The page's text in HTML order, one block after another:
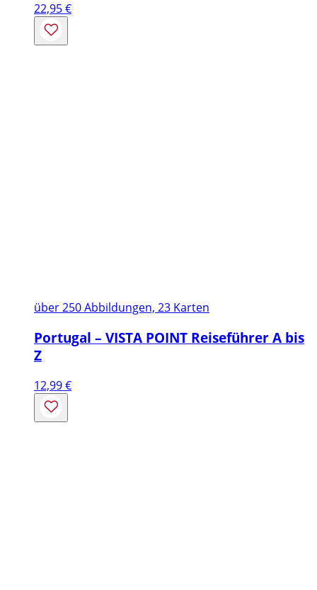
22,95€
über 250 Abbildungen, 23 Karten
Portugal – VISTA POINT Reiseführer A bis
Z
12,99€